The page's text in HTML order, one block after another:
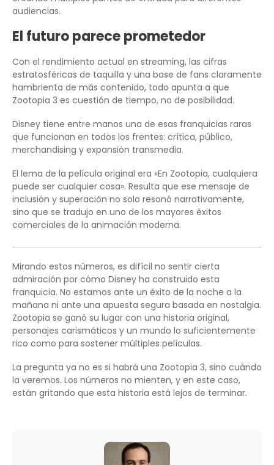
audiencias.
El futuro parece prometedor
Con el rendimiento actual en streaming, las cifras
estratosféricas de taquilla y una base de fans claramente
hambrienta de más contenido, todo apunta a que
Zootopia 3 es cuestión de tiempo, no de posibilidad.
Disney tiene entre manos una de esas franquicias raras
que funcionan en todos los frentes: crítica, público,
merchandising y expansión transmedia.
El lema de la película original era «En Zootopia, cualquiera
puede ser cualquier cosa». Resulta que ese mensaje de
inclusión y superación no solo resonó narrativamente,
sino que se tradujo en uno de los mayores éxitos
comerciales de la animación moderna.
Mirando estos números, es difícil no sentir cierta
admiración por cómo Disney ha construido esta
franquicia. No estamos ante un éxito de la noche a la
mañana ni ante una apuesta segura basada en nostalgia.
Zootopia se ganó su lugar con una historia original,
personajes carismáticos y un mundo lo suficientemente
rico como para sostener múltiples películas.
La pregunta ya no es si habrá una Zootopia 3, sino cuándo
la veremos. Los números no mienten, y en este caso,
están gritando que esta historia está lejos de terminar.